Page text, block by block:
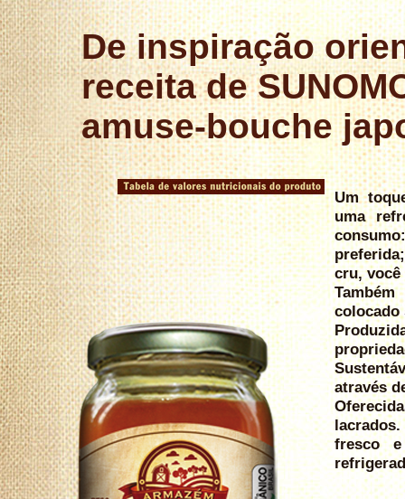
De inspiração
receita de
amuse-bouche
Um
uma
cru, você
colocado
através
fresco